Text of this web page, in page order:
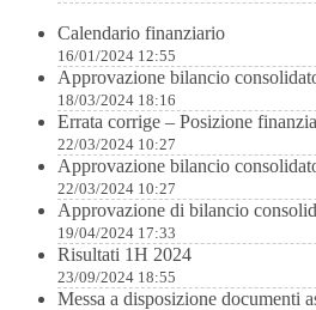
Calendario finanziario
16/01/2024 12:55
Approvazione bilancio
18/03/2024 18:16
Errata corrige – Posizione
22/03/2024 10:27
Approvazione bilancio
22/03/2024 10:27
Approvazione di bilancio
19/04/2024 17:33
Risultati 1H 2024
23/09/2024 18:55
Messa a disposizione documenti